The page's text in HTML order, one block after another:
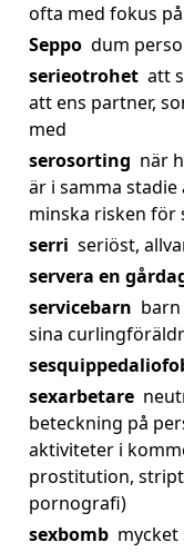
ofta med fokus
Seppo dum
serieotrohet att
att ens partner,
med
serosorting när
är i samma
minska risken för
serri seriöst,
servera en
servicebarn
sina
sexarbetare
beteckning på
aktiviteter i
prostitution,
pornografi)
sexbomb mycket